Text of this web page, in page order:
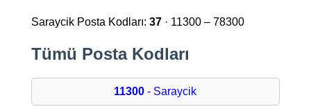
Saraycik Posta Kodları: 37· 11300 – 78300
Tümü Posta Kodları
11300 - Saraycik